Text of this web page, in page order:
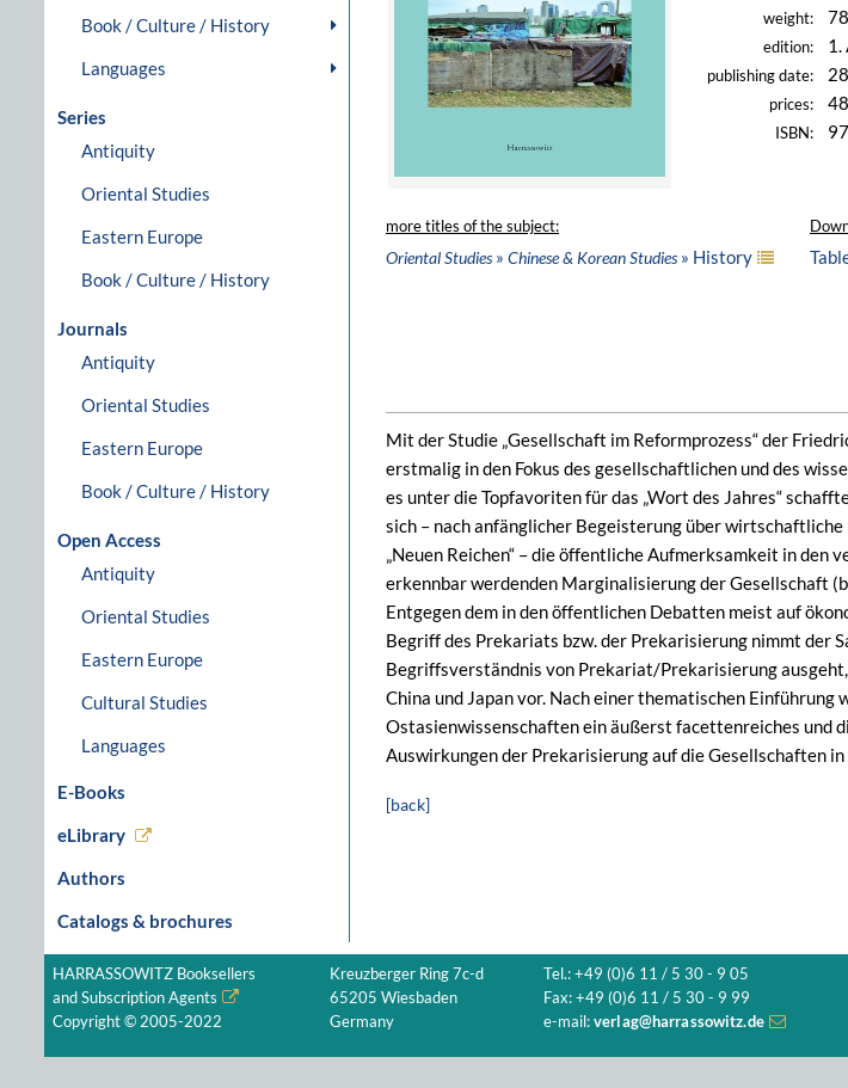
Book / Culture / History
Languages
Series
Antiquity
Oriental Studies
Eastern Europe
Book / Culture / History
Journals
Antiquity
Oriental Studies
Eastern Europe
Book / Culture / History
Open Access
Antiquity
Oriental Studies
Eastern Europe
Cultural Studies
Languages
E-Books
eLibrary
Authors
Catalogs & brochures
weight:
edition: 1.
publishing date:
prices:
ISBN:
more titles of the subject:
Oriental Studies» Chinese & Korean Studies» History
Mit der Studie „Gesellschaft im Reformprozess“ der
erstmalig in den Fokus des gesellschaftlichen und des
es unter die Topfavoriten für das „Wort des Jahres“
sich – nach anfänglicher Begeisterung über
„Neuen Reichen“ – die öffentliche Aufmerksamkeit in den
erkennbar werdenden Marginalisierung der Gesellschaft
Entgegen dem in den öffentlichen Debatten meist auf
Begriff des Prekariats bzw. der Prekarisierung nimmt der
Begriffsverständnis von Prekariat/Prekarisierung
China und Japan vor. Nach einer thematischen
Ostasienwissenschaften ein äußerst facettenreiches und
Auswirkungen der Prekarisierung auf die Gesellschaften
[back]
HARRASSOWITZ Booksellers
and Subscription Agents
Copyright © 2005-2022
Kreuzberger Ring 7c-d
65205 Wiesbaden
Germany
Tel.: +49 (0)6 11 / 5 30 - 9 05
Fax: +49 (0)6 11 / 5 30 - 9 99
e-mail: verlag@harrassowitz.de